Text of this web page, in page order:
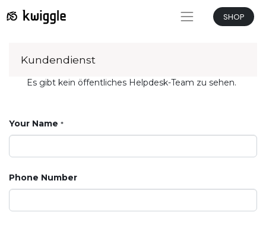
SHOP
Kundendienst
Es gibt kein öffentliches Helpdesk-Team zu sehen.
Your Name *
Phone Number